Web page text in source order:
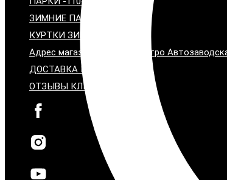
ЗИМНИЕ ПАЛЬТО С МЕХОМ
КУРТКИ ЗИМНИЕ С МЕХОМ
Адрес магазина: Москва, метро
ДОСТАВКА И ОПЛАТА
ОТЗЫВЫ КЛИЕНТОВ